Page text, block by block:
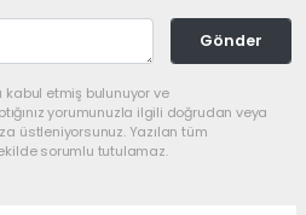
Gönder
kabul etmiş bulunuyor ve
yorumunuzla ilgili doğrudan veya
üstleniyorsunuz. Yazılan tüm
sorumlu tutulamaz.